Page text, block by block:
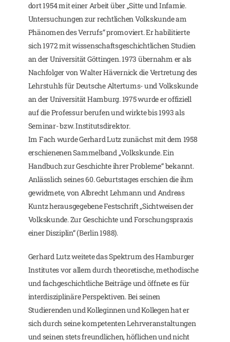
dort 1954 mit einer Arbeit über „Sitte und Infamie.
Untersuchungen zur rechtlichen Volkskunde am
Phänomen des Verrufs“ promoviert. Er habilitierte
sich 1972 mit wissenschaftsgeschichtlichen Studien
an der Universität Göttingen. 1973 übernahm er als
Nachfolger von Walter Hävernick die Vertretung des
Lehrstuhls für Deutsche Altertums- und Volkskunde
an der Universität Hamburg. 1975 wurde er offiziell
auf die Professur berufen und wirkte bis 1993 als
Seminar- bzw. Institutsdirektor.
Im Fach wurde Gerhard Lutz zunächst mit dem 1958
erschienenen Sammelband „Volkskunde. Ein
Handbuch zur Geschichte ihrer Probleme“ bekannt.
Anlässlich seines 60. Geburtstages erschien die ihm
gewidmete, von Albrecht Lehmann und Andreas
Kuntz herausgegebene Festschrift „Sichtweisen der
Volkskunde. Zur Geschichte und Forschungspraxis
einer Disziplin“ (Berlin 1988).
Gerhard Lutz weitete das Spektrum des Hamburger
Institutes vor allem durch theoretische, methodische
und fachgeschichtliche Beiträge und öffnete es für
interdisziplinäre Perspektiven. Bei seinen
Studierenden und Kolleginnen und Kollegen hat er
sich durch seine kompetenten Lehrveranstaltungen
und seinen stets freundlichen, höflichen und nicht